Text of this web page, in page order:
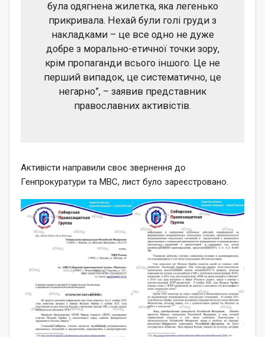
була одягнена жилетка, яка легенько
прикривала. Нехай були голі груди з
накладками – це все одно не дуже
добре з морально-етичної точки зору,
крім пропаганди всього іншого. Це не
перший випадок, це систематично, це
негарно”, – заявив представник
православних активістів.
Активісти направили своє звернення до
Генпрокуратури та МВС, лист було зареєстровано.